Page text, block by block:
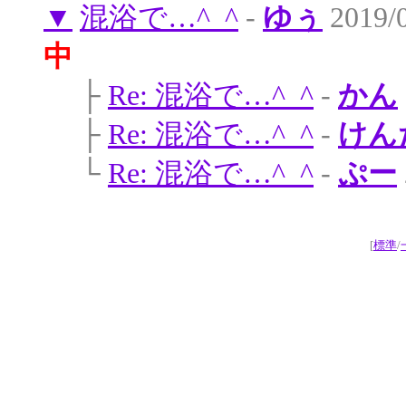
▼ 混浴で…^_^ - ゆぅ
中
├ Re: 混浴で…^_^ - かん
├ Re: 混浴で…^_^ - けん
└ Re: 混浴で…^_^ - ぷー
[標準/